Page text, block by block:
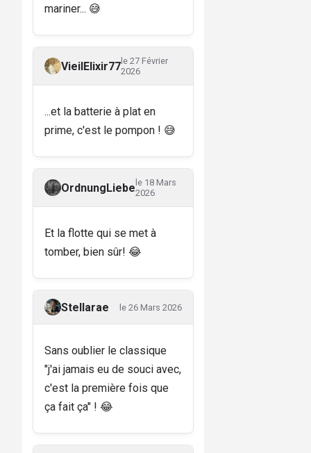
mariner... 😅
VieilElixir77 le 27 Février
2026
...et la batterie à plat en
prime, c'est le pompon ! 😅
OrdnungLiebe le 18 Mars
2026
Et la flotte qui se met à
tomber, bien sûr! 😂
Stellarae le 26 Mars 2026
Sans oublier le classique
"j'ai jamais eu de souci avec,
c'est la première fois que
ça fait ça" ! 😂